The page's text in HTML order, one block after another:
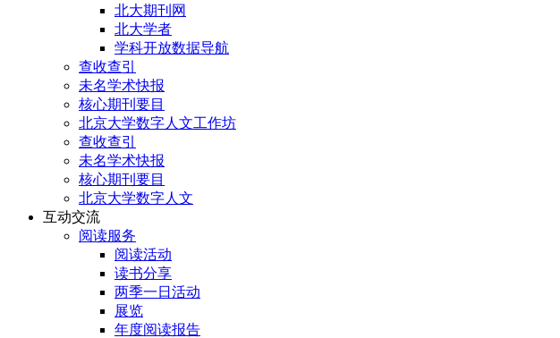
北大期刊网
北大学者
学科开放数据导航
查收查引
未名学术快报
核心期刊要目
北京大学数字人文工作坊
查收查引
未名学术快报
核心期刊要目
北京大学数字人文
互动交流
阅读服务
阅读活动
读书分享
两季一日活动
展览
年度阅读报告